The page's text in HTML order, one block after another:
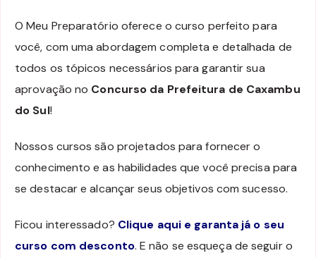
O Meu Preparatório oferece o curso perfeito para
você, com uma abordagem completa e detalhada de
todos os tópicos necessários para garantir sua
aprovação no Concurso da Prefeitura de Caxambu
do Sul!
Nossos cursos são projetados para fornecer o
conhecimento e as habilidades que você precisa para
se destacar e alcançar seus objetivos com sucesso.
Ficou interessado? Clique aqui e garanta já o seu
curso com desconto. E não se esqueça de seguir o